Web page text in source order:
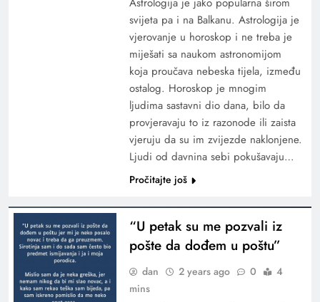
svijeta pa i na Balkanu. Astrologija je
vjerovanje u horoskop i ne treba je
miješati sa naukom astronomijom
koja proučava nebeska tijela, između
ostalog. Horoskop je mnogim
ljudima sastavni dio dana, bilo da
provjeravaju to iz razonode ili zaista
vjeruju da su im zvijezde naklonjene.
Ljudi od davnina sebi pokušavaju…
Pročitajte još
“U petak su me pozvali iz
pošte da dođem u poštu”
dan 2 years ago 0
4
mins